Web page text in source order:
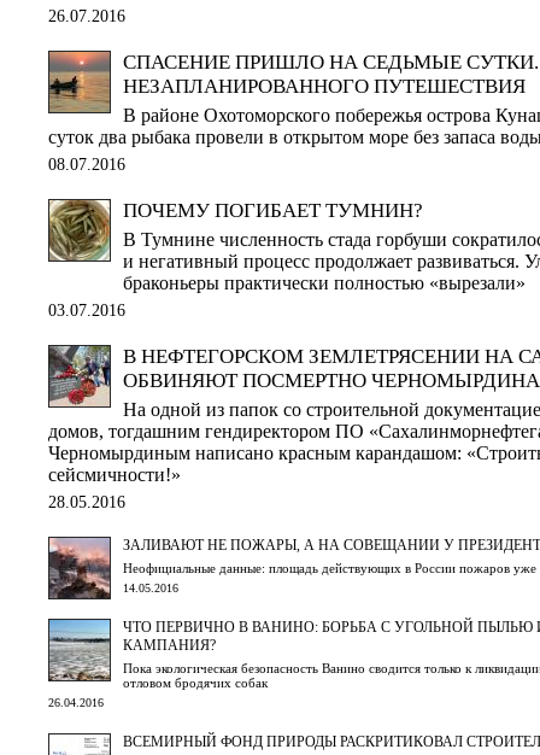
26.07.2016
СПАСЕНИЕ ПРИШЛО НА СЕДЬМЫЕ
НЕЗАПЛАНИРОВАННОГО ПУТЕШЕСТВИЯ
В районе Охотоморского побережья острова
суток два рыбака провели в открытом море без запаса
08.07.2016
ПОЧЕМУ ПОГИБАЕТ ТУМНИН?
В Тумнине численность стада горбуши
и негативный процесс продолжает развиваться.
браконьеры практически полностью «вырезали»
03.07.2016
В НЕФТЕГОРСКОМ ЗЕМЛЕТРЯСЕНИИ НА
ОБВИНЯЮТ ПОСМЕРТНО ЧЕРНОМЫРДИНА
На одной из папок со строительной
домов, тогдашним гендиректором ПО
Черномырдиным написано красным карандашом: «Строить
сейсмичности!»
28.05.2016
ЗАЛИВАЮТ НЕ ПОЖАРЫ, А НА СОВЕЩАНИИ У
Неофициальные данные: площадь действующих в России пожаров уже
14.05.2016
ЧТО ПЕРВИЧНО В ВАНИНО: БОРЬБА С УГОЛЬНОЙ ПЫЛЬЮ
КАМПАНИЯ?
Пока экологическая безопасность Ванино сводится только к
отловом бродячих собак
26.04.2016
ВСЕМИРНЫЙ ФОНД ПРИРОДЫ РАСКРИТИКОВАЛ